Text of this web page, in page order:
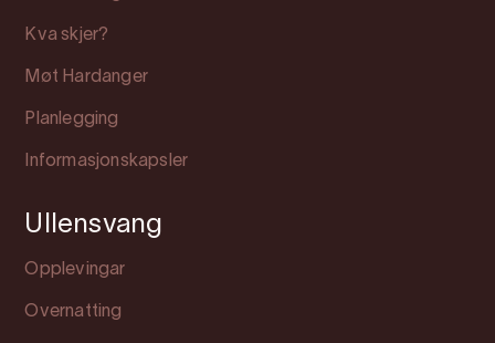
Kva skjer?
Møt Hardanger
Planlegging
Informasjonskapsler
Ullensvang
Opplevingar
Overnatting